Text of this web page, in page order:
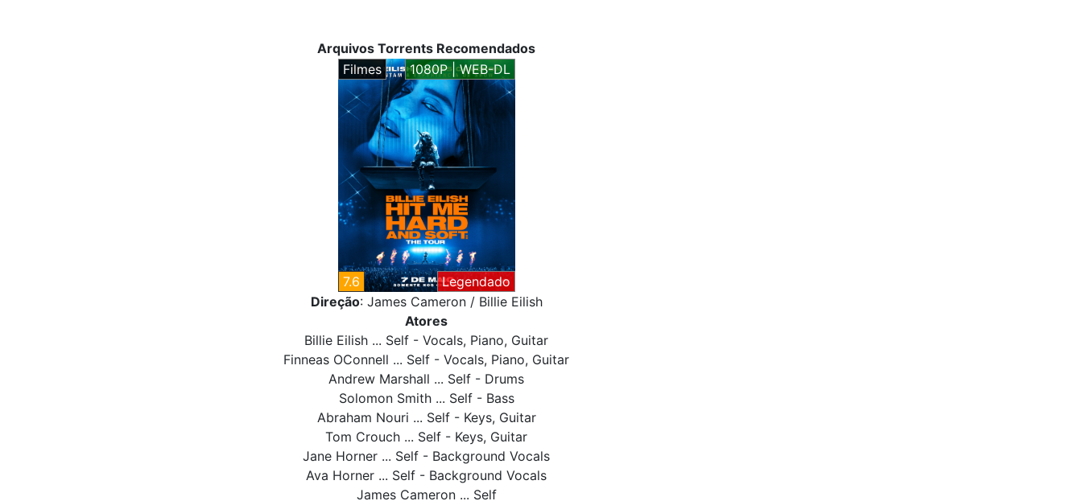
Arquivos Torrents Recomendados
Filmes
1080P | WEB-DL
7.6
Legendado
Direção: James Cameron / Billie Eilish
Atores
Billie Eilish ... Self - Vocals, Piano, Guitar
Finneas OConnell ... Self - Vocals, Piano, Guitar
Andrew Marshall ... Self - Drums
Solomon Smith ... Self - Bass
Abraham Nouri ... Self - Keys, Guitar
Tom Crouch ... Self - Keys, Guitar
Jane Horner ... Self - Background Vocals
Ava Horner ... Self - Background Vocals
James Cameron ... Self